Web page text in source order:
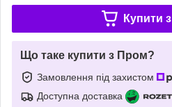
Купити з
Що таке купити з Пром?
Замовлення під захистом
Доступна доставка